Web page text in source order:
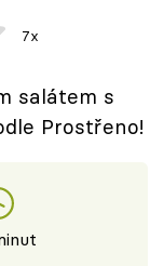
7x
salátem s
Prostřeno!